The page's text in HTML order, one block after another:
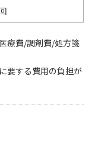
療費/調剤費/処方箋
要する費用の負担が